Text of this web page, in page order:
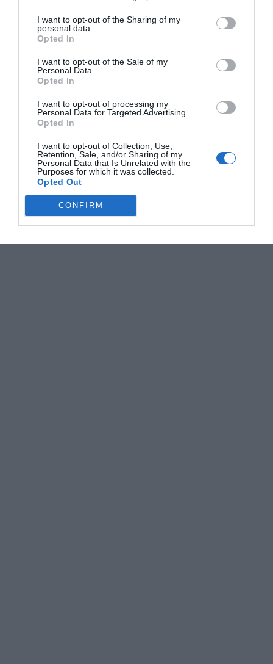
I want to opt-out of the Sharing of my
personal data.
Opted In
I want to opt-out of the Sale of my
Personal Data.
Opted In
I want to opt-out of processing my
Personal Data for Targeted Advertising.
Opted In
I want to opt-out of Collection, Use,
Retention, Sale, and/or Sharing of my
Personal Data that Is Unrelated with the
Purposes for which it was collected.
Opted Out
CONFIRM